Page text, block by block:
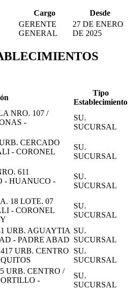
Cargo
Desde
GERENTE
GENERAL
27 DE ENERO
DE 2025
Tipo
Establecimiento
NRO. 107 /
-
SU.
SUCURSAL
CERCADO
- CORONEL
SU.
SUCURSAL
611
- HUANUCO -
SU.
SUCURSAL
18 LOTE. 07
- CORONEL
SU.
SUCURSAL
URB. AGUAYTIA
- PADRE ABAD
SU.
SUCURSAL
URB. CENTRO
SU.
SUCURSAL
URB. CENTRO /
-
SU.
SUCURSAL